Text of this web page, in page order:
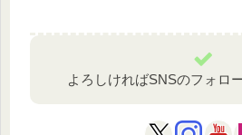
よろしければSNSのフォロ